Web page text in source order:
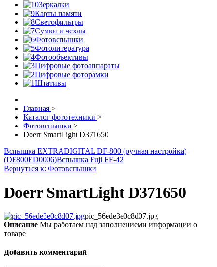
Зеркалки
Карты памяти
Светофильтры
Сумки и чехлы
Фотовспышки
Фотолитература
Фотообъективы
Цифровые фотоаппараты
Цифровые фоторамки
Штативы
Главная >
Каталог фототехники >
Фотовспышки >
Doerr SmartLight D371650
Вспышка EXTRADIGITAL DF-800 (ручная настройка)
(DF800ED0006)Вспышка Fuji EF-42
Вернуться к: Фотовспышки
Doerr SmartLight D371650
pic_56ede3e0c8d07.jpg
Описание Мы работаем над заполнениеми информации о
товаре
Добавить комментарий